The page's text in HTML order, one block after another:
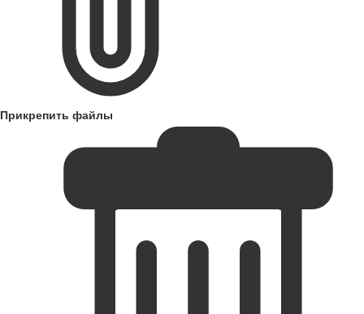
Прикрепить файлы